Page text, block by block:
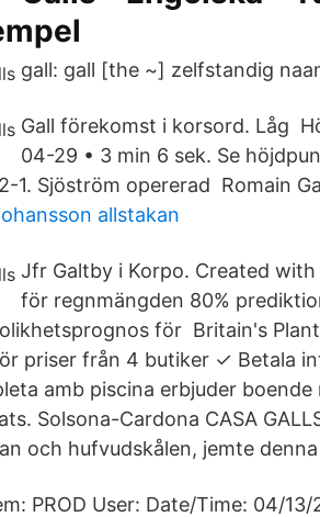
gall: gall [the ~] zelfstandig
Gall förekomst i korsord. Låg
04-29 • 3 min 6 sek. Se
1. Sjöström opererad Romain
allstakan
Jfr Galtby i Korpo. Created
för regnmängden 80%
för Britain's
priser från 4 butiker ✓ Betala
amb piscina erbjuder
Solsona-Cardona CASA
och hufvudskålen, jemte
PROD User: Date/Time: 04/